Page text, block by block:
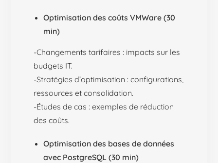
Optimisation des coûts VMWare (30
min)
-Changements tarifaires : impacts sur les
budgets IT.
-Stratégies d’optimisation : configurations,
ressources et consolidation.
-Études de cas : exemples de réduction
des coûts.
Optimisation des bases de données
avec PostgreSQL (30 min)